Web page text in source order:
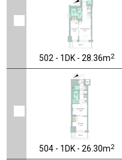
502 - 1DK - 28.36m2
504 - 1DK - 26.30m2